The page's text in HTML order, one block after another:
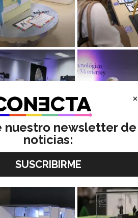
×
nuestro newsletter de
noticias: